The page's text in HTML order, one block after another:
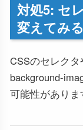
対処5: セ
変えてみる
CSSのセレクタ
background-
可能性がありま